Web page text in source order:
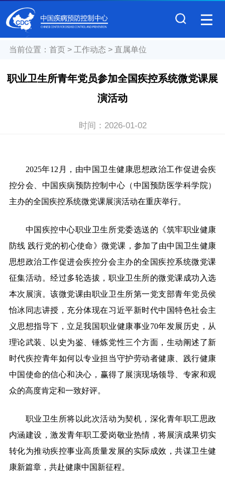
当前位置： 首页> 工作动态 > 直属单位
职业卫生所青年党员参加全国疾控系统微党课展
演活动
时间： 2026-01-02
2025年12月，由中国卫生健康思想政治工作促进会疾
控分会、中国疾病预防控制中心（中国预防医学科学院）
主办的全国疾控系统微党课展演活动在重庆举行。
中国疾控中心职业卫生所党委选送的《筑牢职业健康
防线 践行党的初心使命》微党课，参加了由中国卫生健康
思想政治工作促进会疾控分会主办的全国疾控系统微党课
征集活动。经过多轮选拔，职业卫生所的微党课成功入选
本次展演。该微党课由职业卫生所第一党支部青年党员侯
怡冰同志讲授，充分体现在习近平新时代中国特色社会主
义思想指导下 ， 立足我国职业健康事业70年发展历史 ，从
理论武装、以史为鉴、锤炼党性三个方面， 生动阐述了新
时代疾控青年如何以专业担当守护劳动者健康、践行健康
中国使命的信心和决心 ， 赢得了展演现场领导、专家和观
众的高度肯定和一致好评。
职业卫生所将以此次活动为契机，深化青年职工思政
内涵建设，激发青年职工爱岗敬业热情，将展演成果切实
转化为推动疾控事业高质量发展的实际成效，共谋卫生健
康新篇章，共赴健康中国新征程。